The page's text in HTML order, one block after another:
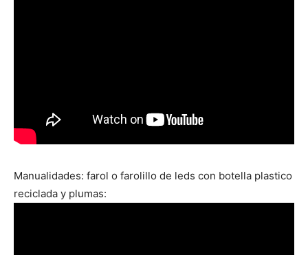
Manualidades: farol o farolillo de leds con botella plastico
reciclada y plumas: